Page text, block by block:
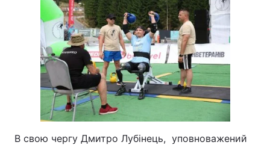
В свою чергу Дмитро Лубінець, уповноважений